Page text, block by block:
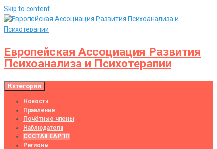
Skip to content
Европейская Ассоциация Развития
Психоанализа и Психотерапии
Категории
Новости
Правление
Почётные члены
Наблюдатели
СОСТАВ ЕАРПП
Регионы